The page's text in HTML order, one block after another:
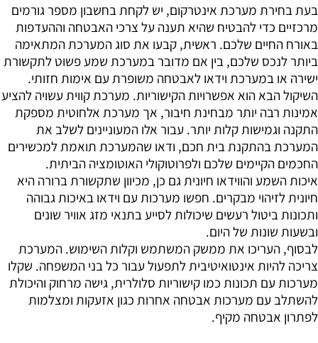
בעת בחירת מערכת אינטרקום, יש לקחת בחשבון מספר גורמים
מרכזיים כדי להבטיח שהיא תענה על צרכי האבטחה וההעדפות
באורח החיים שלכם. ראשית, קבעו את סוג המערכת המתאימה
ביותר לנכס שלכם, בין אם מדובר במערכת שמע פשוט לתקשורת
ישירה או במערכת וידאו לאבטחה משופרת עם אימות חזותי.
השיקול הבא הוא אפשרויות הקישוריות. מערכת קווית עשויה להציע
אמינות רבה יותר מבחינת חיבור, אך מערכת אלחוטית מספקת
התקנה וגמישות קלות יותר. עבור אלו המעוניינים לשלב את
המערכת בהתקנת בית חכם, ודאו שהמערכת תואמת למכשירים
החכמים הקיימים שלכם ולפרוטוקולי האוטומציה הביתית.
איכות השמע והווידאו חיונית גם כן, מכיוון שתקשורת ברורה היא
חיונית לזיהוי מבקרים. חפשו מערכות עם וידאו באיכות גבוהה
ותכונות ביטול רעשים שיכולות לסייע בתנאי מזג אוויר שונים
ובשעות שונות של היום.
לבסוף, העריכו את ממשק המשתמש וקלות השימוש. המערכת
צריכה להיות אינטואיטיבית לתפעול עבור כל בני המשפחה. שקלו
מערכות עם תכונות כמו קישוריות סלולרית, גישה מרחוק והיכולת
להשתלב עם מערכות אבטחה אחרות כגון אזעקות ומצלמות
לפתרון אבטחה מקיף.